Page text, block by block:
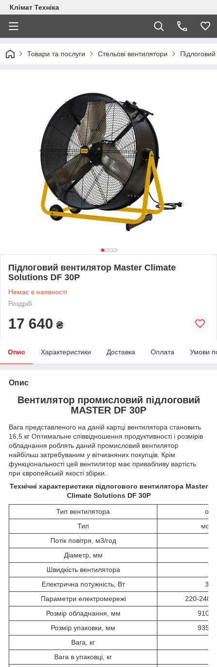
Клімат Техніка
Товари та послуги Стельові вентилятори
Підлоговий вентилятор Master Climate
Solutions DF 30P
Немає в наявності
Роздріб
17 640 ₴
Опис Характеристики Доставка Оплата Умови
Опис
Вентилятор промисловий підлоговий
MASTER DF 30P
Вага представленого на даній картці вентилятора становить
16,5 кг Оптимальне співвідношення продуктивності і розмірів
обладнання роблять даний промисловий вентилятор
найбільш затребуваним у вітчизняних покупців. Крім
функціональності цей вентилятор має привабливу вартість
при європейській якості збірки.
Технічні характеристики підлогового вентилятора Master
Climate Solutions DF 30P
Тип вентилятора
Тип
Потік повітря, м3/год
Діаметр, мм
Швидкість вентилятора
Електрична потужність, Вт
Параметри електромережі
220-240
Розмір обладнання, мм
Розмір упаковки, мм
Вага, кг
Вага в упаковці, кг